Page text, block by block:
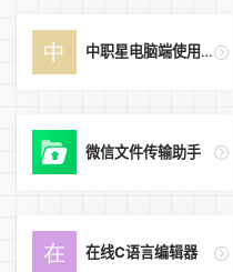
中职星电脑端使用教程
微信文件传输助手
在线C语言编辑器